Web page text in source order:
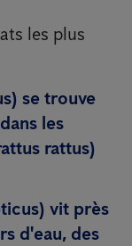
les plus
se trouve
les
rattus)
vit près
d'eau, des